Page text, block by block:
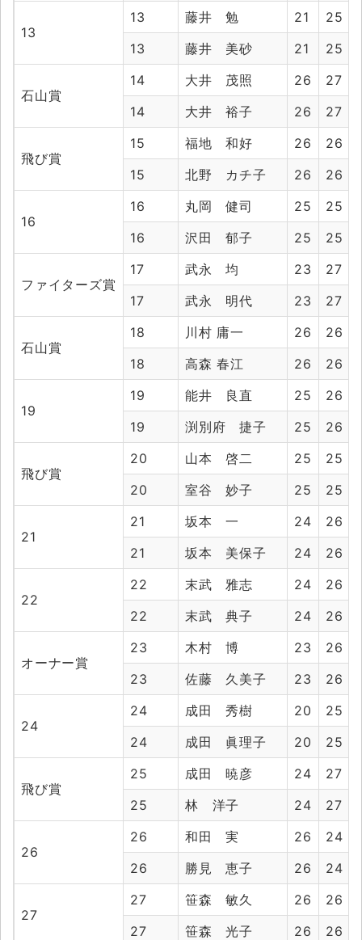
13
13 藤井 勉 21 25
13
藤井 美砂 21 25
石山賞
14 大井 茂照 26 27
14
大井 裕子 26 27
飛び賞
15 福地 和好 26 26
15
北野 カチ子 26 26
16
16 丸岡 健司 25 25
16
沢田 郁子 25 25
ファイターズ賞
17 武永 均 23 27
17
武永 明代 23 27
石山賞
18 川村 庸一 26 26
18
高森 春江 26 26
19
19 能井 良直 25 26
19
渕別府 捷子 25 26
飛び賞
20 山本 啓二 25 25
20
室谷 妙子 25 25
21
21 坂本 一 24 26
21
坂本 美保子 24 26
22
22 末武 雅志 24 26
22
末武 典子 24 26
オーナー賞
23 木村 博 23 26
23
佐藤 久美子 23 26
24
24 成田 秀樹 20 25
24
成田 眞理子 20 25
飛び賞
25 成田 暁彦 24 27
25
林 洋子 24 27
26
26 和田 実 26 24
26
勝見 恵子 26 24
27
27 笹森 敏久 26 26
27
笹森 光子 26 26